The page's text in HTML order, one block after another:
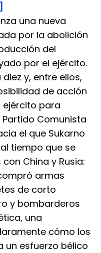
una nueva
por la abolición
del
por el ejército.
y, entre ellos,
de acción
para
Comunista
el que Sukarno
tiempo que se
China y Rusia:
armas
de corto
y bombarderos
una
cómo los
un esfuerzo bélico